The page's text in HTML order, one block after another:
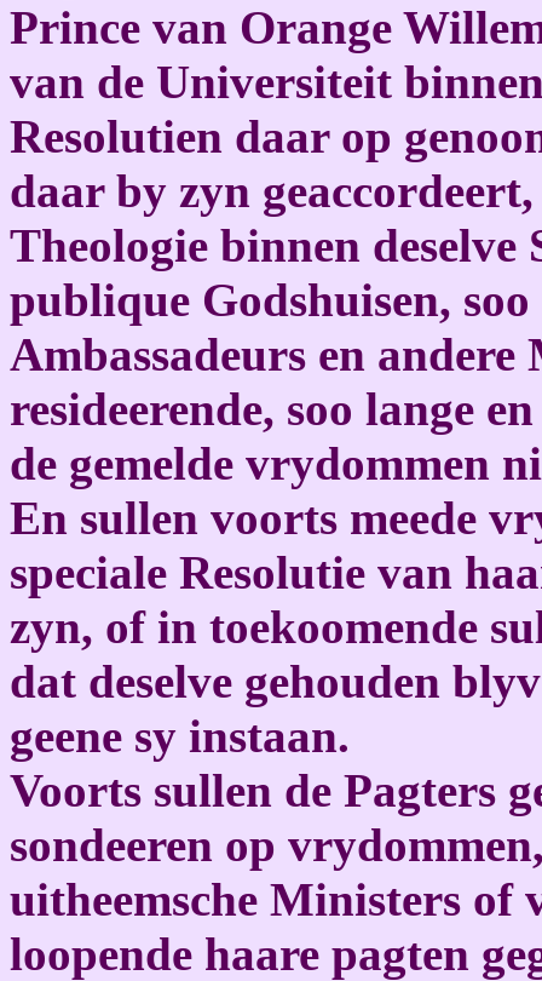
Prince van Orange
van de Universiteit
Resolutien daar op
daar by zyn
Theologie binnen deselve
publique Godshuisen,
Ambassadeurs en
resideerende, soo lange
de gemelde vrydommen
En sullen voorts meede
speciale Resolutie van
zyn, of in toekoomende
dat deselve gehouden
geene sy instaan.
Voorts sullen de Pagters
sondeeren op
uitheemsche Ministers of
loopende haare pagten